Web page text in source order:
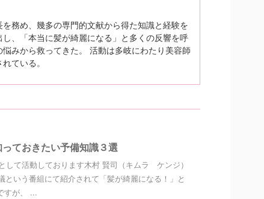
務め、幾多の専門的文献から得た知識と経験を
、「本当に髪が綺麗になる」と多くの反響を呼
みから救ってきた。 活動は多岐にわたり美容師
ている。
ておきたい予備知識３選
して活動しております木村 賢司（キムラ ケンジ）
いう番組にて紹介されて「髪が綺麗になる！」と
すが、 ...